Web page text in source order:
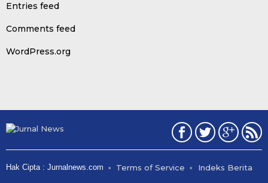
Entries feed
Comments feed
WordPress.org
Hak Cipta : Jurnalnews.com Terms of Service Indeks Berita